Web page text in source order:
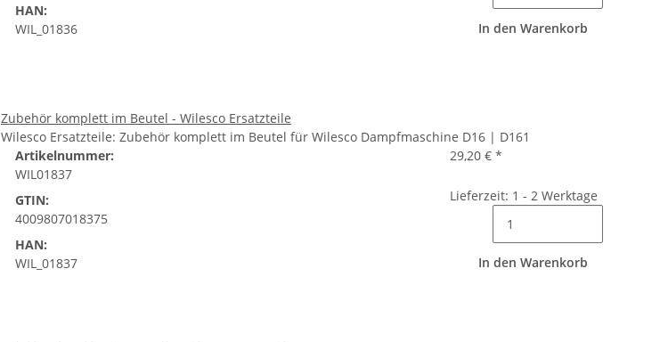
HAN:
WIL_01836
In den Warenkorb
Zubehör komplett im Beutel - Wilesco Ersatzteile
Wilesco Ersatzteile: Zubehör komplett im Beutel für Wilesco Dampfmaschine D16 | D161
Artikelnummer:
WIL01837
GTIN:
4009807018375
HAN:
WIL_01837
29,20 € *
Lieferzeit: 1 - 2 Werktage
In den Warenkorb